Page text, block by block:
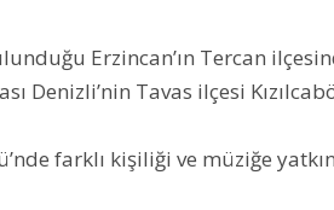
Erzincan’ın Tercan
Denizli’nin Tavas ilçesi
farklı kişiliği ve müziğe